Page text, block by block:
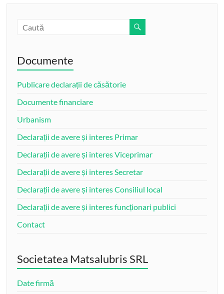
Documente
Publicare declarații de căsătorie
Documente financiare
Urbanism
Declarații de avere și interes Primar
Declarații de avere și interes Viceprimar
Declarații de avere și interes Secretar
Declarații de avere și interes Consiliul local
Declarații de avere și interes funcționari publici
Contact
Societatea Matsalubris SRL
Date firmă